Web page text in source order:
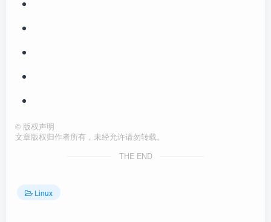
© 版权声明
文章版权归作者所有，未经允许请勿转载。
THE END
Linux